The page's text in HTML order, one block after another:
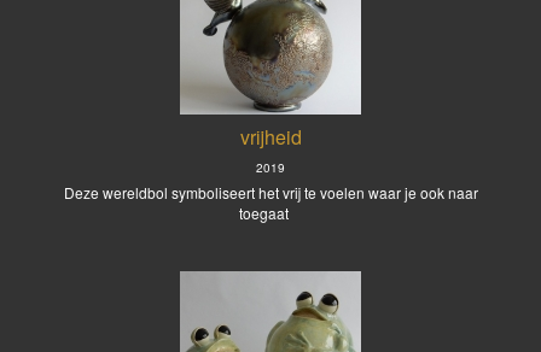
vrijheid
2019
Deze wereldbol symboliseert het vrij te voelen waar je ook naar
toegaat